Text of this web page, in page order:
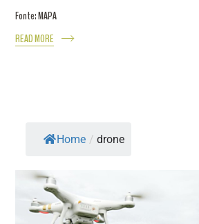
Fonte: MAPA
READ MORE
Home / drone